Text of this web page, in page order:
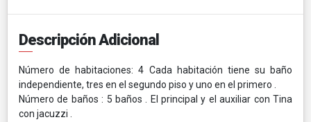
Descripción Adicional
Número de habitaciones: 4 Cada habitación tiene su baño
independiente, tres en el segundo piso y uno en el primero .
Número de baños : 5 baños . El principal y el auxiliar con Tina
con jacuzzi .